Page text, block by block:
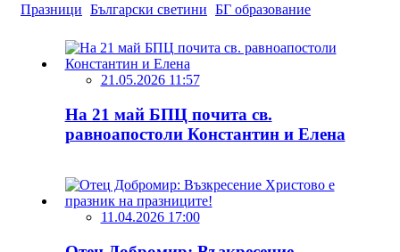
Празници Български светини БГ образование
21.05.2026 11:57
На 21 май БПЦ почита св.
равноапостоли Константин и Елена
11.04.2026 17:00